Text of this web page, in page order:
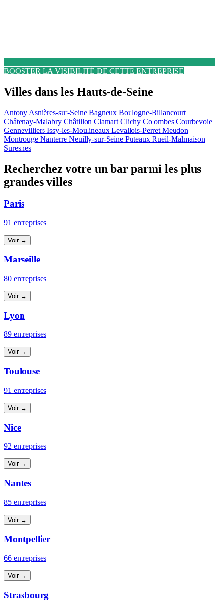
BOOSTER LA VISIBILITÉ DE CETTE ENTREPRISE
Villes dans les Hauts-de-Seine
Antony Asnières-sur-Seine Bagneux Boulogne-Billancourt
Châtenay-Malabry Châtillon Clamart Clichy Colombes Courbevoie
Gennevilliers Issy-les-Moulineaux Levallois-Perret Meudon
Montrouge Nanterre Neuilly-sur-Seine Puteaux Rueil-Malmaison
Suresnes
Recherchez votre un bar parmi les plus
grandes villes
Paris
91 entreprises
Voir →
Marseille
80 entreprises
Voir →
Lyon
89 entreprises
Voir →
Toulouse
91 entreprises
Voir →
Nice
92 entreprises
Voir →
Nantes
85 entreprises
Voir →
Montpellier
66 entreprises
Voir →
Strasbourg